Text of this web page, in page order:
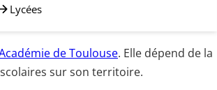
Lycées
de Toulouse. Elle dépend de la
sur son territoire.